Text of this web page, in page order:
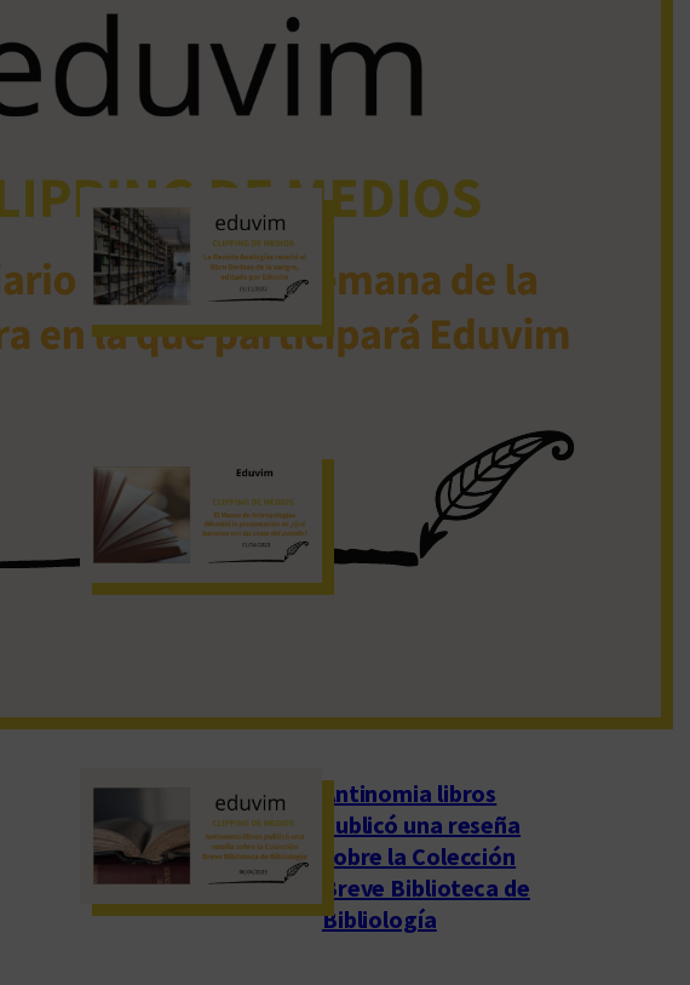
Antiguos clipping de
medios
La Revista Analogías
de la sangre, editado
por Eduvim
El Museo de
Antropologías
difundió la
presentación de
«¿Qué hacemos con
1 de abril de 2023
Antinomia libros
publicó una reseña
sobre la Colección
Breve Biblioteca de
Bibliología